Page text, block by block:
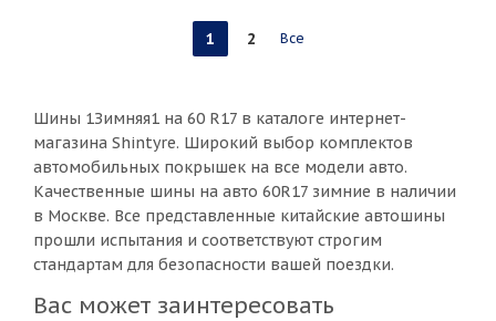
1 2 Все
Шины 1Зимняя1 на 60 R17 в каталоге интернет-
магазина Shintyre. Широкий выбор комплектов
автомобильных покрышек на все модели авто.
Качественные шины на авто 60R17 зимние в наличии
в Москве. Все представленные китайские автошины
прошли испытания и соответствуют строгим
стандартам для безопасности вашей поездки.
Вас может заинтересовать